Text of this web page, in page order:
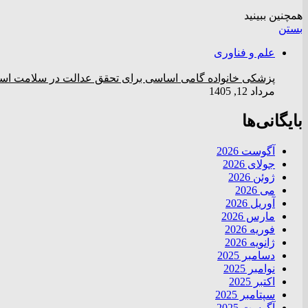
همچنین ببینید
بستن
علم و فناوری
پزشکی خانواده گامی اساسی برای تحقق عدالت در سلامت
مرداد 12, 1405
بایگانی‌ها
آگوست 2026
جولای 2026
ژوئن 2026
می 2026
آوریل 2026
مارس 2026
فوریه 2026
ژانویه 2026
دسامبر 2025
نوامبر 2025
اکتبر 2025
سپتامبر 2025